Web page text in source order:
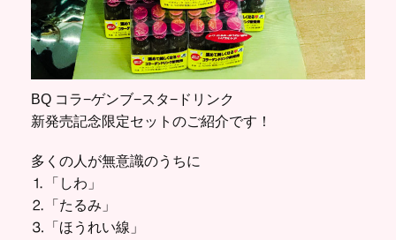
BQ コラ−ゲンブ−スタ−ドリンク
新発売記念限定セットのご紹介です！
多くの人が無意識のうちに
⒈「しわ」
⒉「たるみ」
⒊「ほうれい線」